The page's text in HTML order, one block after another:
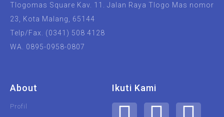
Tlogomas Square Kav. 11. Jalan Raya Tlogo Mas nomor
23, Kota Malang, 65144
Telp/Fax. (0341) 508 4128
WA. 0895-0958-0807
About
Profil
Ikuti Kami